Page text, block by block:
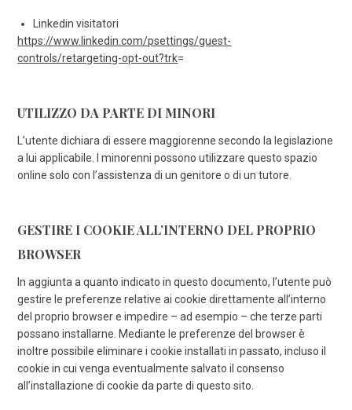
Linkedin visitatori
https://www.linkedin.com/psettings/guest-
controls/retargeting-opt-out?trk=
UTILIZZO DA PARTE DI MINORI
L’utente dichiara di essere maggiorenne secondo la legislazione
a lui applicabile. I minorenni possono utilizzare questo spazio
online solo con l’assistenza di un genitore o di un tutore.
GESTIRE I COOKIE ALL’INTERNO DEL PROPRIO
BROWSER
In aggiunta a quanto indicato in questo documento, l’utente può
gestire le preferenze relative ai cookie direttamente all’interno
del proprio browser e impedire – ad esempio – che terze parti
possano installarne. Mediante le preferenze del browser è
inoltre possibile eliminare i cookie installati in passato, incluso il
cookie in cui venga eventualmente salvato il consenso
all’installazione di cookie da parte di questo sito.